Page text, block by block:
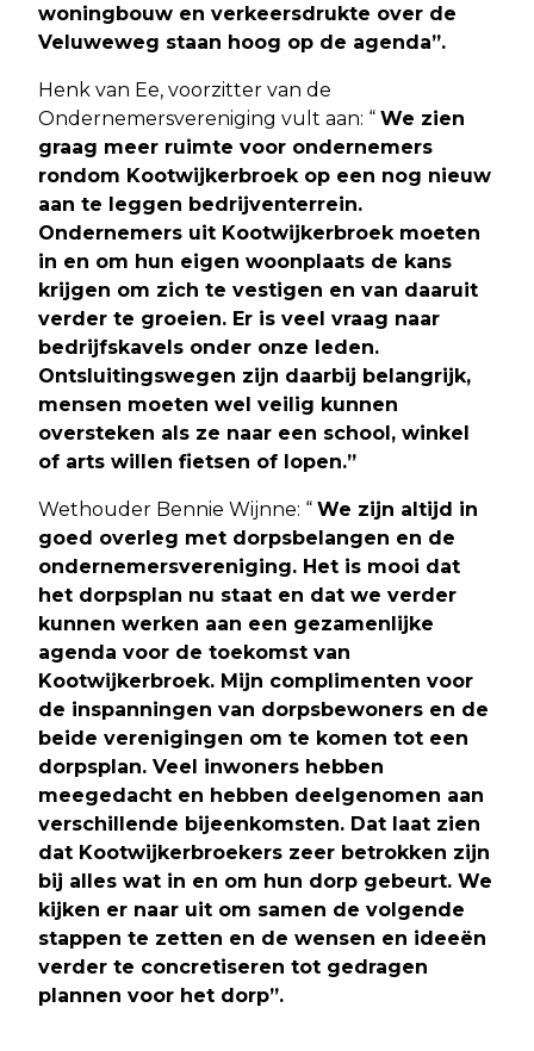
woningbouw en verkeersdrukte over de
Veluweweg staan hoog op de agenda”.
Henk van Ee, voorzitter van de
Ondernemersvereniging vult aan: “ We zien
graag meer ruimte voor ondernemers
rondom Kootwijkerbroek op een nog nieuw
aan te leggen bedrijventerrein.
Ondernemers uit Kootwijkerbroek moeten
in en om hun eigen woonplaats de kans
krijgen om zich te vestigen en van daaruit
verder te groeien. Er is veel vraag naar
bedrijfskavels onder onze leden.
Ontsluitingswegen zijn daarbij belangrijk,
mensen moeten wel veilig kunnen
oversteken als ze naar een school, winkel
of arts willen fietsen of lopen.”
Wethouder Bennie Wijnne: “ We zijn altijd in
goed overleg met dorpsbelangen en de
ondernemersvereniging. Het is mooi dat
het dorpsplan nu staat en dat we verder
kunnen werken aan een gezamenlijke
agenda voor de toekomst van
Kootwijkerbroek. Mijn complimenten voor
de inspanningen van dorpsbewoners en de
beide verenigingen om te komen tot een
dorpsplan. Veel inwoners hebben
meegedacht en hebben deelgenomen aan
verschillende bijeenkomsten. Dat laat zien
dat Kootwijkerbroekers zeer betrokken zijn
bij alles wat in en om hun dorp gebeurt. We
kijken er naar uit om samen de volgende
stappen te zetten en de wensen en ideeën
verder te concretiseren tot gedragen
plannen voor het dorp”.